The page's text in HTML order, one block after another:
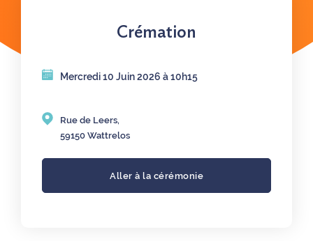
Crémation
Mercredi 10 Juin 2026 à 10h15
Rue de Leers,
59150 Wattrelos
Aller à la cérémonie